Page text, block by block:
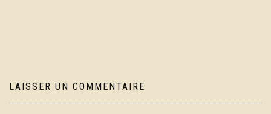
LAISSER UN COMMENTAIRE